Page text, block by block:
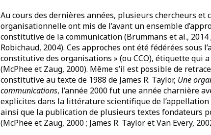
Au cours des dernières années, plusieurs chercheurs et
organisationnelle ont mis de l’avant un ensemble
constitutive de la communication (Brummans et al.,
Robichaud, 2004). Ces approches ont été fédérées sous
constitutive des organisations » (ou CCO), étiquette qui
(McPhee et Zaug, 2000). Même s’il est possible de
constitutive au texte de 1988 de James R. Taylor, Une
communications, l’année 2000 fut une année charnière
explicites dans la littérature scientifique de
ainsi que la publication de plusieurs textes fondateurs
(McPhee et Zaug, 2000 ; James R. Taylor et Van Every,